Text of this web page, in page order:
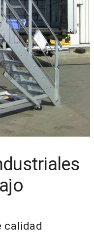
calidad